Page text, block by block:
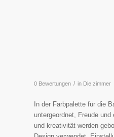
0 Bewertungen / in Die zimmer
In der Farbpalette für die
untergeordnet, Freude
und kreativität werden